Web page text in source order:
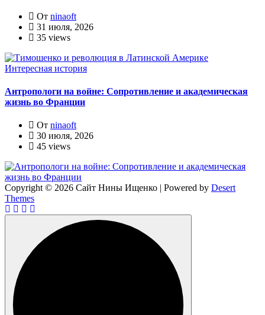
От ninaoft
31 июля, 2026
35 views
Интересная история
Антропологи на войне: Сопротивление и академическая
жизнь во Франции
От ninaoft
30 июля, 2026
45 views
Copyright © 2026 Сайт Нины Ищенко | Powered by Desert
Themes